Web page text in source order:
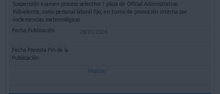
Suspensión examen proceso selectivo 1 plaza de Oficial Admnistrativo
Polivalente, como personal laboral fijo, en turno de promoción interna por
inclemencias meteorológicas
28/01/2026
Mostrar